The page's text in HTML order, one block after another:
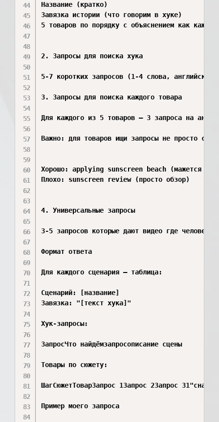
Название (кратко)
Завязка истории (что говорим в хуке)
5 товаров по порядку с объяснением как
2. Запросы для поиска хука
5-7 коротких запросов (1-4 слова,
3. Запросы для поиска каждого товара
Для каждого из 5 товаров — 3 запроса на
Важно: для товаров ищи запросы не просто с
Хорошо: applying sunscreen beach (мажется
Плохо: sunscreen review (просто обзор)
4. Универсальные запросы
3-5 запросов которые дают видео где
Формат ответа
Для каждого сценария — таблица:
Сценарий: [название]
Завязка: "[текст хука]"
Хук-запросы:
ЗапросЧто найдёмзапросописание сцены
Товары по сюжету:
ШагСюжетТоварЗапрос 1Запрос 2Запрос
Пример моего запроса